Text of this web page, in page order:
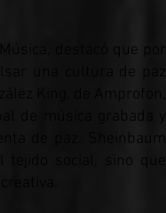
destacó que por
una cultura de paz
King, de Amprofon,
de música grabada y
de paz. Sheinbaum
social, sino que